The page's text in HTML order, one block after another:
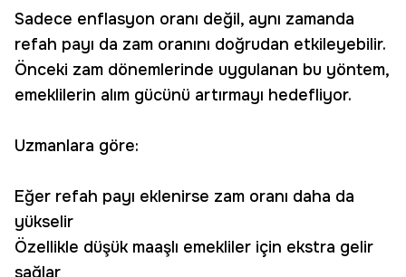
Sadece enflasyon oranı değil, aynı zamanda
refah payı da zam oranını doğrudan etkileyebilir.
Önceki zam dönemlerinde uygulanan bu yöntem,
emeklilerin alım gücünü artırmayı hedefliyor.
Uzmanlara göre:
Eğer refah payı eklenirse zam oranı daha da
yükselir
Özellikle düşük maaşlı emekliler için ekstra gelir
sağlar